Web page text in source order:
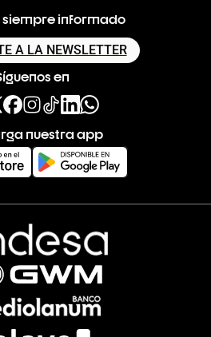
siempre informado
A LA NEWSLETTER
en
nuestra app